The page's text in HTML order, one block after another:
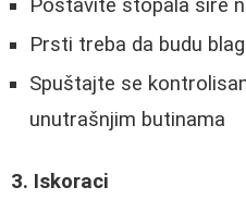
Postavite stopala šire
Prsti treba da budu
Spuštajte se
unutrašnjim butinama
3. Iskoraci